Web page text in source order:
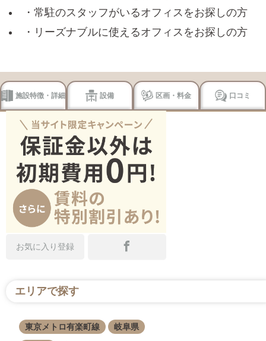
・常駐のスタッフがいるオフィスをお探しの方
・リーズナブルに使えるオフィスをお探しの方
施設特徴・詳細 設備 区画・料金 口コミ
お気に入り登録
エリアで探す
東京メトロ有楽町線 岐阜県